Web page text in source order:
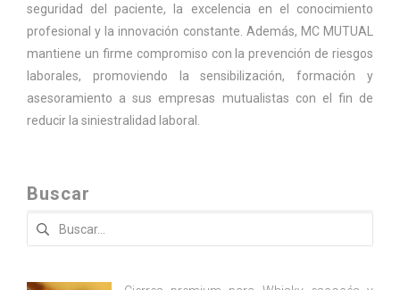
seguridad del paciente, la excelencia en el conocimiento
profesional y la innovación constante. Además, MC MUTUAL
mantiene un firme compromiso con la prevención de riesgos
laborales, promoviendo la sensibilización, formación y
asesoramiento a sus empresas mutualistas con el fin de
reducir la siniestralidad laboral.
Buscar
Buscar: